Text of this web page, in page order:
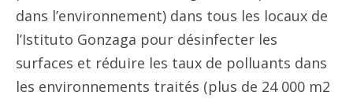
dans l’environnement) dans tous les locaux de
l’Istituto Gonzaga pour désinfecter les
surfaces et réduire les taux de polluants dans
les environnements traités (plus de 24 000 m2